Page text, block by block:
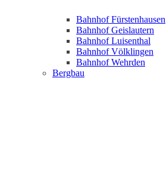
Bahnhof Fürstenhausen
Bahnhof Geislautern
Bahnhof Luisenthal
Bahnhof Völklingen
Bahnhof Wehrden
Bergbau